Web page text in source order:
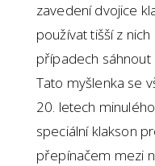
zavedení dvojice
používat tišší z
případech sáhnout
Tato myšlenka se
20. letech
speciální klakson
přepínačem mezi